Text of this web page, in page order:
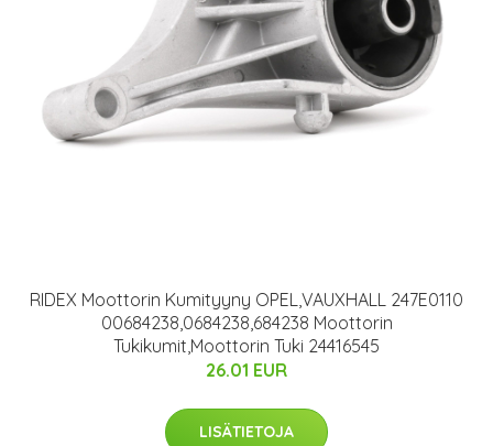
RIDEX Moottorin Kumityyny OPEL,VAUXHALL 247E0110
00684238,0684238,684238 Moottorin
Tukikumit,Moottorin Tuki 24416545
26.01 EUR
LISÄTIETOJA